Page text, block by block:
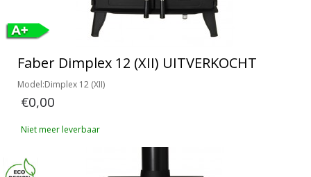
Faber Dimplex 12 (XII) UITVERKOCHT
Model:Dimplex 12 (XII)
€0,00
Niet meer leverbaar